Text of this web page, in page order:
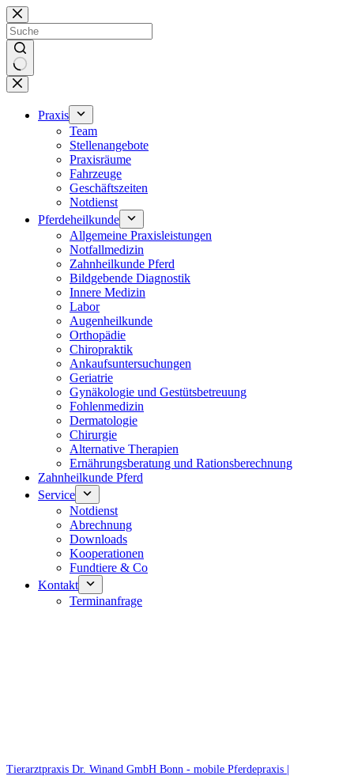
Zum
Inhalt
springen
Keine
Ergebnisse
Praxis
Team
Stellenangebote
Praxisräume
Fahrzeuge
Geschäftszeiten
Notdienst
Pferdeheilkunde
Allgemeine Praxisleistungen
Notfallmedizin
Zahnheilkunde Pferd
Bildgebende Diagnostik
Innere Medizin
Labor
Augenheilkunde
Orthopädie
Chiropraktik
Ankaufsuntersuchungen
Geriatrie
Gynäkologie und Gestütsbetreuung
Fohlenmedizin
Dermatologie
Chirurgie
Alternative Therapien
Ernährungsberatung und Rationsberechnung
Zahnheilkunde Pferd
Service
Notdienst
Abrechnung
Downloads
Kooperationen
Fundtiere & Co
Kontakt
Terminanfrage
Tierarztpraxis Dr. Winand GmbH Bonn - mobile Pferdepraxis |